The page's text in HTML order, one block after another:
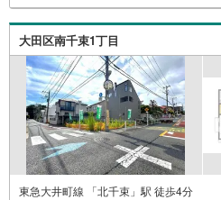
大田区南千束1丁目
東急大井町線 「北千束」駅 徒歩4分